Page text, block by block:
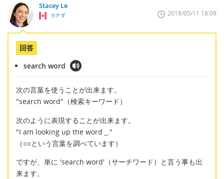
Stacey Le
カナダ 2018/05/11 18:09
回答
search word
次の言葉を使うことが出来ます。
"search word"（検索キーワード）
次のように表現することが出来ます。
"I am looking up the word
."
（○○という言葉を調べています）
ですが、単に 'search word'（サーチワード）と言う事も出
来ます。